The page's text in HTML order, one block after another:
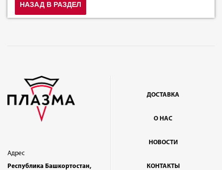
НАЗАД В РАЗДЕЛ
Адрес
Республика Башкортостан,
ДОСТАВКА
О НАС
НОВОСТИ
КОНТАКТЫ